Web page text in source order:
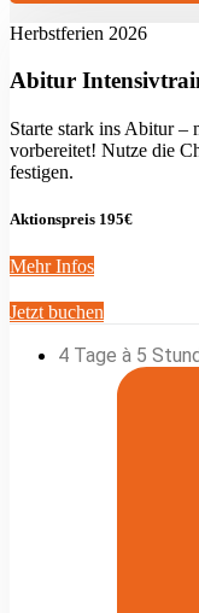
Herbstferien 2026
Abitur
Starte stark ins Abitur –
vorbereitet! Nutze die
festigen.
Aktionspreis 195€
Mehr Infos
Jetzt buchen
4 Tage à 5